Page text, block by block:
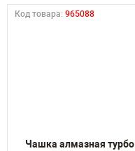
Код товара: 965088
Чашка алмазная